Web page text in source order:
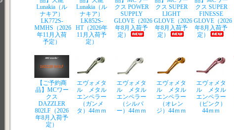
Lunakia（ル
ナキア）
LK772S-
MMHS（2026
年11月入荷
予定）
Lunakia（ル
ナキア）
LK852S-
HT（2026年
11月入荷予
定）
クス POWER
SUPPLY
GLOVE（2026
年8月入荷予
定）
クス SUPER
LIGHT
GLOVE（2026
年8月入荷予
定）
クス SUPER
FINESSE
GLOVE（2026
年8月入荷予
定）
【ご予約商
品】MCワー
クス
DAZZLER
802LF（2026
年8月入荷予
定）
エヴォメタ
ル メタル
エンペラー
（ガンメ
タ）44ｍｍ
エヴォメタ
ル メタル
エンペラー
（シルバ
ー）44ｍｍ
エヴォメタ
ル メタル
エンペラー
（オレン
ジ）44ｍｍ
エヴォメタ
ル メタル
エンペラー
（ピンク）
44ｍｍ